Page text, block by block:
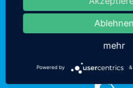
Ablehnen
mehr
Powered by &